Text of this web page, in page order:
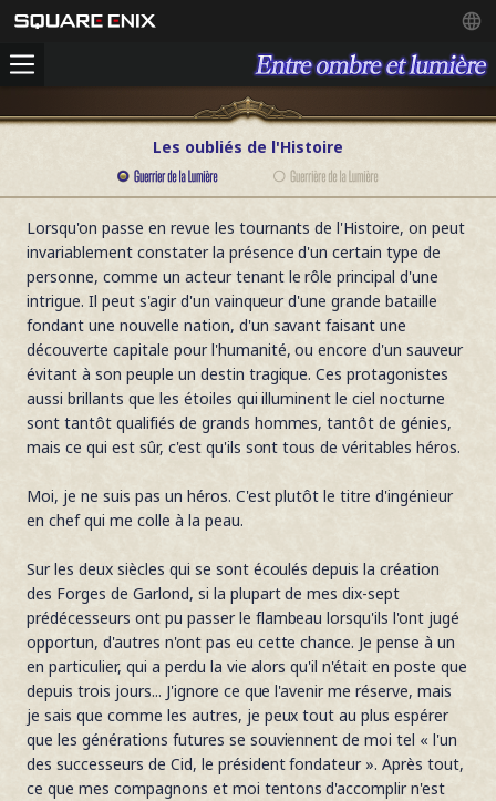
Les oubliés de l'Histoire
Lorsqu'on passe en revue les tournants de l'Histoire, on peut
invariablement constater la présence d'un certain type de
personne, comme un acteur tenant le rôle principal d'une
intrigue. Il peut s'agir d'un vainqueur d'une grande bataille
fondant une nouvelle nation, d'un savant faisant une
découverte capitale pour l'humanité, ou encore d'un sauveur
évitant à son peuple un destin tragique. Ces protagonistes
aussi brillants que les étoiles qui illuminent le ciel nocturne
sont tantôt qualifiés de grands hommes, tantôt de génies,
mais ce qui est sûr, c'est qu'ils sont tous de véritables héros.
Moi, je ne suis pas un héros. C'est plutôt le titre d'ingénieur
en chef qui me colle à la peau.
Sur les deux siècles qui se sont écoulés depuis la création
des Forges de Garlond, si la plupart de mes dix-sept
prédécesseurs ont pu passer le flambeau lorsqu'ils l'ont jugé
opportun, d'autres n'ont pas eu cette chance. Je pense à un
en particulier, qui a perdu la vie alors qu'il n'était en poste que
depuis trois jours... J'ignore ce que l'avenir me réserve, mais
je sais que comme les autres, je peux tout au plus espérer
que les générations futures se souviennent de moi tel « l'un
des successeurs de Cid, le président fondateur ». Après tout,
ce que mes compagnons et moi tentons d'accomplir n'est